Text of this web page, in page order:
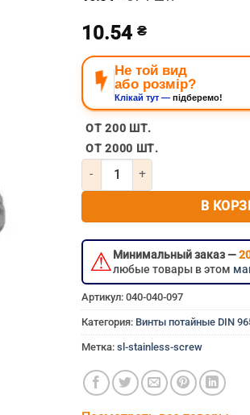
10.54 ₴
Не той вид
або розмір?
Клікай тут — підберемо!
нержавеющий болт 5мм
ОТ 200 ШТ.
ОТ 2000 ШТ.
Количество товара Винт
В
⚠Минимальный заказ —
любые товары в этом
Артикул: 040-040-097
Категория: Винты потайные DIN
Метка: sl-stainless-screw